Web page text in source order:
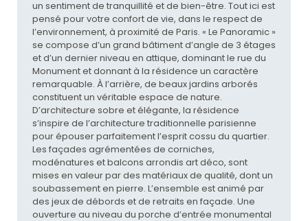
un sentiment de tranquillité et de bien-être. Tout ici est
pensé pour votre confort de vie, dans le respect de
l’environnement, à proximité de Paris. « Le Panoramic »
se compose d’un grand bâtiment d’angle de 3 étages
et d’un dernier niveau en attique, dominant le rue du
Monument et donnant à la résidence un caractère
remarquable. À l’arrière, de beaux jardins arborés
constituent un véritable espace de nature.
D’architecture sobre et élégante, la résidence
s’inspire de l’architecture traditionnelle parisienne
pour épouser parfaitement l’esprit cossu du quartier.
Les façades agrémentées de corniches,
modénatures et balcons arrondis art déco, sont
mises en valeur par des matériaux de qualité, dont un
soubassement en pierre. L’ensemble est animé par
des jeux de débords et de retraits en façade. Une
ouverture au niveau du porche d’entrée monumental